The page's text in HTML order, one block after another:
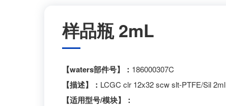
样品瓶 2mL
【waters部件号】： 186000307C
【描述】： LCGC clr 12x32 scw slt-PTFE/Sil 2ml
【适用型号/模块】：